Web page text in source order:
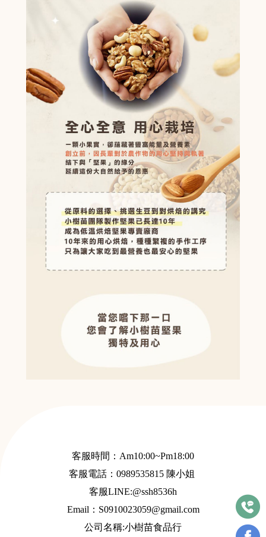
客服時間：Am10:00~Pm18:00
客服電話： 0989535815 陳小姐
客服LINE:@ssh8536h
Email：S0910023059@gmail.com
公司名稱:小樹苗食品行